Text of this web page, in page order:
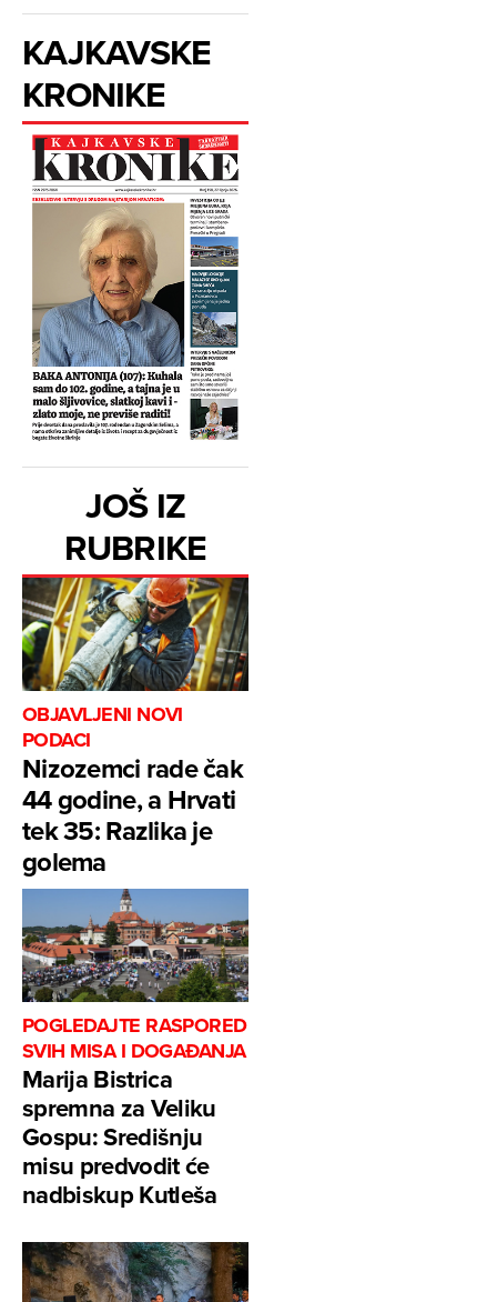
KAJKAVSKE
KRONIKE
JOŠ IZ
RUBRIKE
OBJAVLJENI NOVI
PODACI
Nizozemci rade čak
44 godine, a Hrvati
tek 35: Razlika je
golema
POGLEDAJTE RASPORED
SVIH MISA I DOGAĐANJA
Marija Bistrica
spremna za Veliku
Gospu: Središnju
misu predvodit će
nadbiskup Kutleša